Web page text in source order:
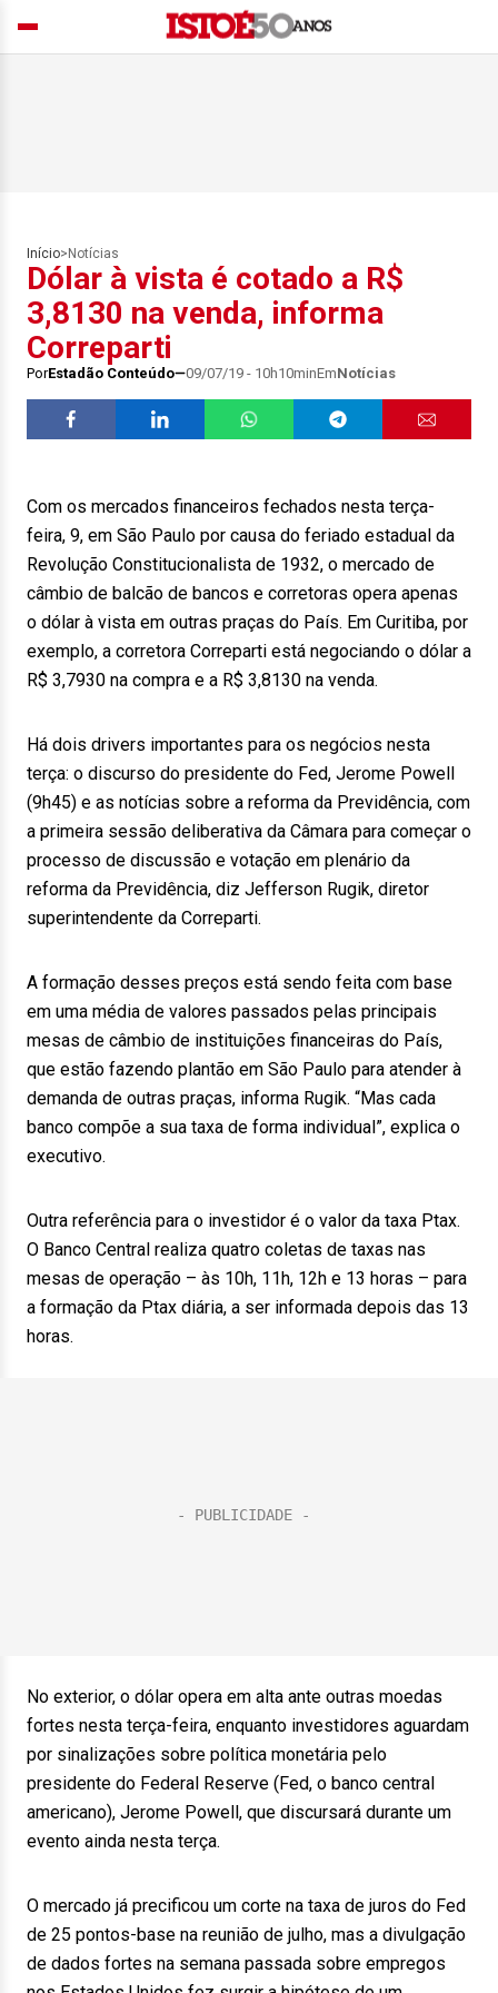
Início> Notícias
Dólar à vista é cotado a R$
3,8130 na venda, informa
Correparti
PorEstadão Conteúdo 09/07/19 - 10h10minEmNotícias
Com os mercados financeiros fechados nesta terça-
feira, 9, em São Paulo por causa do feriado estadual da
Revolução Constitucionalista de 1932, o mercado de
câmbio de balcão de bancos e corretoras opera apenas
o dólar à vista em outras praças do País. Em Curitiba, por
exemplo, a corretora Correparti está negociando o dólar a
R$ 3,7930 na compra e a R$ 3,8130 na venda.
Há dois drivers importantes para os negócios nesta
terça: o discurso do presidente do Fed, Jerome Powell
(9h45) e as notícias sobre a reforma da Previdência, com
a primeira sessão deliberativa da Câmara para começar o
processo de discussão e votação em plenário da
reforma da Previdência, diz Jefferson Rugik, diretor
superintendente da Correparti.
A formação desses preços está sendo feita com base
em uma média de valores passados pelas principais
mesas de câmbio de instituições financeiras do País,
que estão fazendo plantão em São Paulo para atender à
demanda de outras praças, informa Rugik. “Mas cada
banco compõe a sua taxa de forma individual”, explica o
executivo.
Outra referência para o investidor é o valor da taxa Ptax.
O Banco Central realiza quatro coletas de taxas nas
mesas de operação – às 10h, 11h, 12h e 13 horas – para
a formação da Ptax diária, a ser informada depois das 13
horas.
No exterior, o dólar opera em alta ante outras moedas
fortes nesta terça-feira, enquanto investidores aguardam
por sinalizações sobre política monetária pelo
presidente do Federal Reserve (Fed, o banco central
americano), Jerome Powell, que discursará durante um
evento ainda nesta terça.
O mercado já precificou um corte na taxa de juros do Fed
de 25 pontos-base na reunião de julho, mas a divulgação
de dados fortes na semana passada sobre empregos